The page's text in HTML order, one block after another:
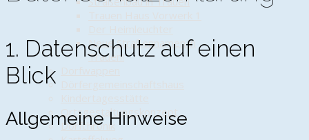
Neue Straßennamen in
Trauen!
Ortsgestaltungskonzept
Dorfchronik
1. Datenschutz auf einen
Blick
Allgemeine Hinweise